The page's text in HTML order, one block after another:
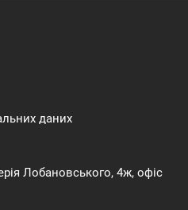
даних
Лобановського, 4ж, офіс